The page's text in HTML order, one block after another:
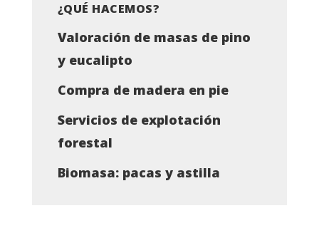
¿QUÉ HACEMOS?
Valoración de masas de pino
y eucalipto
Compra de madera en pie
Servicios de explotación
forestal
Biomasa: pacas y astilla